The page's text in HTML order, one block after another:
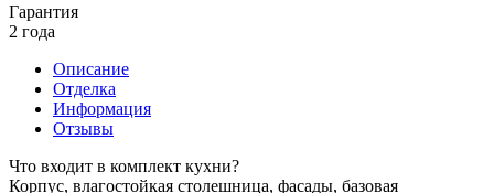
Гарантия
2 года
Описание
Отделка
Информация
Отзывы
Что входит в комплект кухни?
Корпус, влагостойкая столешница, фасады, базовая